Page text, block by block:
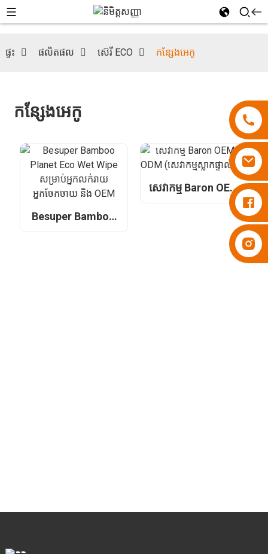
ក្រណាត់កន្ទបទារក Besuper
ផ្ទះ ផលិតផល ស៊េរី ECO កន្សែងអេកូ
កន្សែងអេកូ
Besuper Bamboo
សេវាកម្ម Baron OEM
& ODM (សេវាកម្មស្លាក